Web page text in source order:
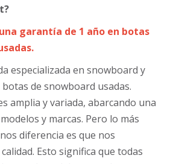
garantía de 1 año en botas
especializada en snowboard y
de snowboard usadas.
amplia y variada, abarcando una
y marcas. Pero lo más
diferencia es que nos
Esto significa que todas